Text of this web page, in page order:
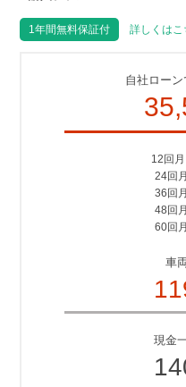
1年間無料保証付 詳しくはこ
自社ロー
12回
24回
36回
48回
60回
車
現金